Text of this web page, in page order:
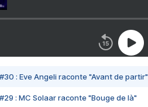
#30 : Eve Angeli raconte "Avant de partir"
#29 : MC Solaar raconte "Bouge de là"